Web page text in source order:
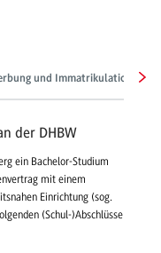
und Immatrikulation
der DHBW
ein Bachelor-Studium
mit einem
Einrichtung (sog.
(Schul-)Abschlüsse